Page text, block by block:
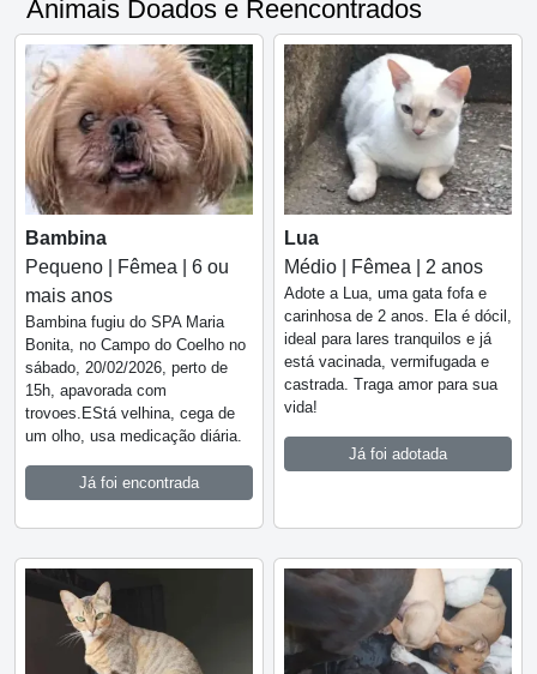
Animais Doados e Reencontrados
Bambina
Pequeno | Fêmea | 6 ou
mais anos
Bambina fugiu do SPA Maria
Bonita, no Campo do Coelho no
sábado, 20/02/2026, perto de
15h, apavorada com
trovoes.EStá velhina, cega de
um olho, usa medicação diária.
Já foi encontrada
Lua
Médio | Fêmea | 2 anos
Adote a Lua, uma gata fofa e
carinhosa de 2 anos. Ela é dócil,
ideal para lares tranquilos e já
está vacinada, vermifugada e
castrada. Traga amor para sua
vida!
Já foi adotada